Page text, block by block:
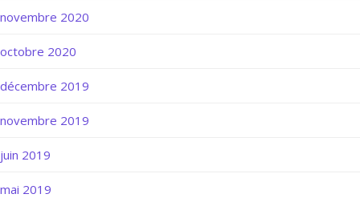
novembre 2020
octobre 2020
décembre 2019
novembre 2019
juin 2019
mai 2019